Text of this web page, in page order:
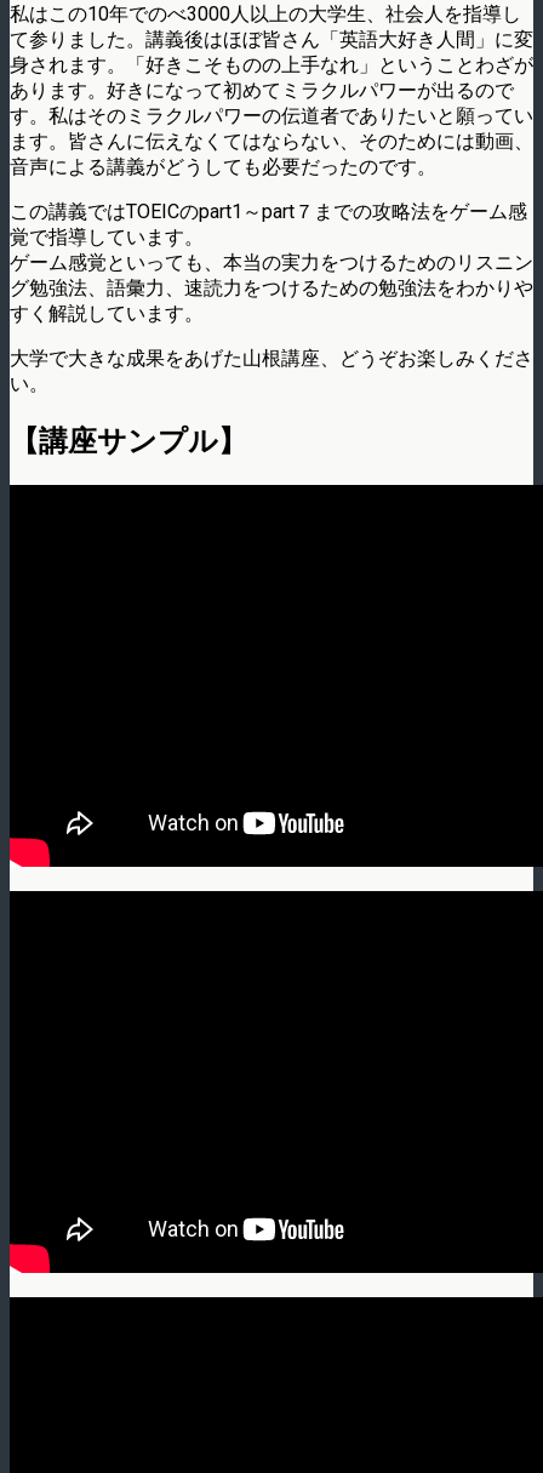
私はこの10年でのべ3000人以上の大学生、社会人を指導し
て参りました。講義後はほぼ皆さん「英語大好き人間」に変
身されます。「好きこそものの上手なれ」ということわざが
あります。好きになって初めてミラクルパワーが出るので
す。私はそのミラクルパワーの伝道者でありたいと願ってい
ます。皆さんに伝えなくてはならない、そのためには動画、
音声による講義がどうしても必要だったのです。
この講義ではTOEICのpart1～part７までの攻略法をゲーム感
覚で指導しています。
ゲーム感覚といっても、本当の実力をつけるためのリスニン
グ勉強法、語彙力、速読力をつけるための勉強法をわかりや
すく解説しています。
大学で大きな成果をあげた山根講座、どうぞお楽しみくださ
い。
【講座サンプル】